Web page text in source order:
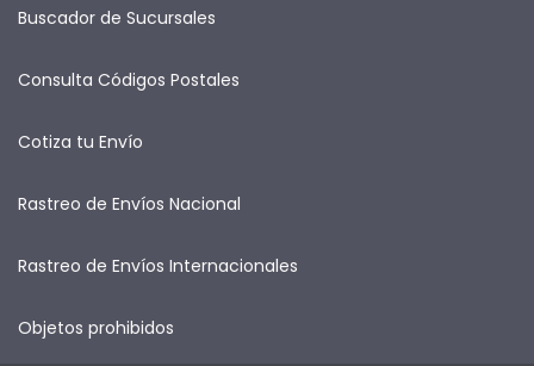
Buscador de Sucursales
Consulta Códigos Postales
Cotiza tu Envío
Rastreo de Envíos Nacional
Rastreo de Envíos Internacionales
Objetos prohibidos